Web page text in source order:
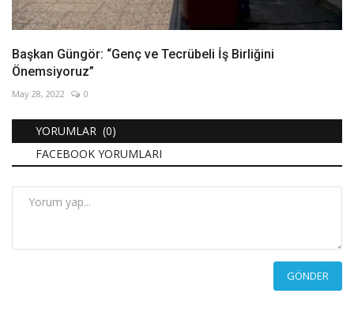
Başkan Güngör: “Genç ve Tecrübeli İş Birliğini
Önemsiyoruz”
May 28, 2022 0
YORUMLAR (0)
FACEBOOK YORUMLARI
GÖNDER